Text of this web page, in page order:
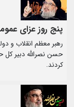
پنج روز عزای
رهبر معظم انقلاب و
حسن نصرالله دبیر کل
کردند.